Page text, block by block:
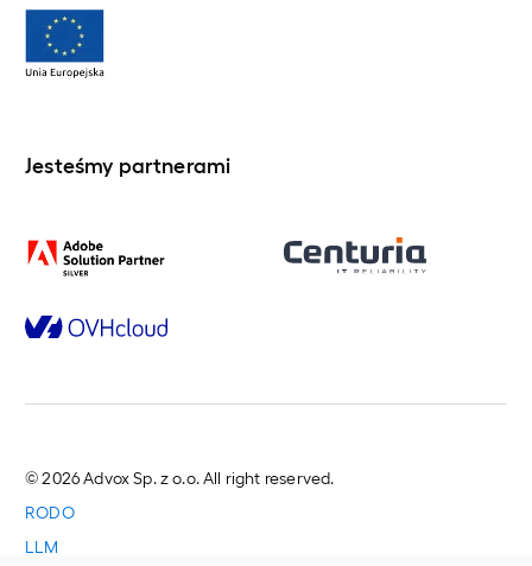
Jesteśmy partnerami
© 2026 Advox Sp. z o.o. All right reserved.
RODO
LLM